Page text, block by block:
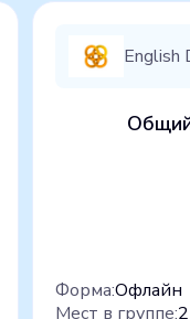
English
Общий
Форма:Офлайн
Мест в группе:2